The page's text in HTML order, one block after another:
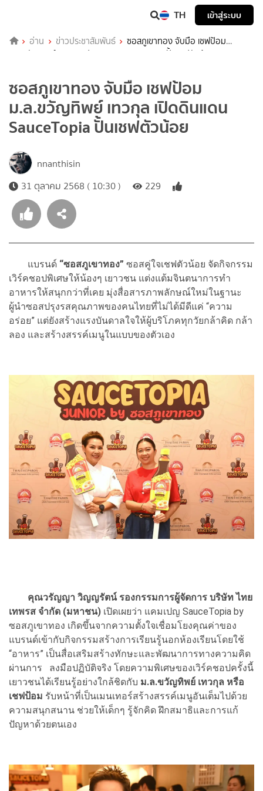
TH เข้าสู่ระบบ
อ่าน ข่าวประชาสัมพันธ์
ซอสภูเขาทอง จับมือ เชฟป้อม
ม.ล.ขวัญทิพย์ เทวกุล เปิดดินแดน SauceTopia ปั้นเชฟตัวน้อย
ซอสภูเขาทอง จับมือ เชฟป้อม
ม.ล.ขวัญทิพย์ เทวกุล เปิดดินแดน
SauceTopia ปั้นเชฟตัวน้อย
nnanthisin
31 ตุลาคม 2568 ( 10:30 )
229
แบรนด์ “ซอสภูเขาทอง” ซอสคู่ใจเชฟตัวน้อย จัดกิจกรรม
เวิร์คชอปพิเศษให้น้องๆ เยาวชน แต่งแต้มจินตนาการทำ
อาหารให้สนุกกว่าที่เคย มุ่งสื่อสารภาพลักษณ์ใหม่ในฐานะ
ผู้นำซอสปรุงรสคุณภาพของคนไทยที่ไม่ได้มีดีแค่ “ความ
อร่อย” แต่ยังสร้างแรงบันดาลใจให้ผู้บริโภคทุกวัยกล้าคิด กล้า
ลอง และสร้างสรรค์เมนูในแบบของตัวเอง
คุณวรัญญา วิญญรัตน์ รองกรรมการผู้จัดการ บริษัท ไทย
เทพรส จำกัด (มหาชน) เปิดเผยว่า แคมเปญ SauceTopia by
ซอสภูเขาทอง เกิดขึ้นจากความตั้งใจเชื่อมโยงคุณค่าของ
แบรนด์เข้ากับกิจกรรมสร้างการเรียนรู้นอกห้องเรียนโดยใช้
“อาหาร” เป็นสื่อเสริมสร้างทักษะและพัฒนาการทางความคิด
ผ่านการ ลงมือปฏิบัติจริง โดยความพิเศษของเวิร์คชอปครั้งนี้
เยาวชนได้เรียนรู้อย่างใกล้ชิดกับ ม.ล.ขวัญทิพย์ เทวกุล หรือ
เชฟป้อม รับหน้าที่เป็นเมนเทอร์สร้างสรรค์เมนูอันเต็มไปด้วย
ความสนุกสนาน ช่วยให้เด็กๆ รู้จักคิด ฝึกสมาธิและการแก้
ปัญหาด้วยตนเอง